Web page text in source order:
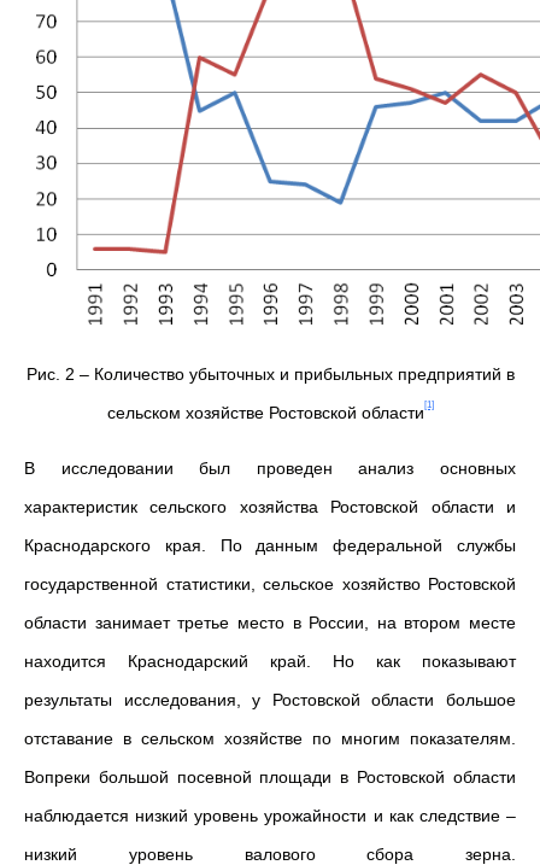
Рис. 2 – Количество убыточных и прибыльных предприятий в
сельском хозяйстве Ростовской области [1]
В исследовании был проведен анализ основных
характеристик сельского хозяйства Ростовской области и
Краснодарского края. По данным федеральной службы
государственной статистики, сельское хозяйство Ростовской
области занимает третье место в России, на втором месте
находится Краснодарский край. Но как показывают
результаты исследования, у Ростовской области большое
отставание в сельском хозяйстве по многим показателям.
Вопреки большой посевной площади в Ростовской области
наблюдается низкий уровень урожайности и как следствие –
низкий уровень валового сбора зерна.